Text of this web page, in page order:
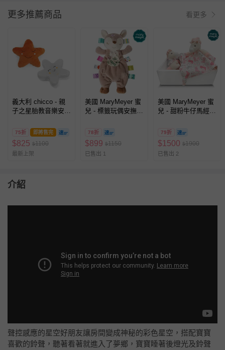
更多推薦商品 看更多
義大利 chicco - 親
子之星胎教音樂安撫
75折 即將售完
$825 $1100
最新上架
美國 MaryMeyer 蜜
兒 - 標籤玩偶安撫
78折
$899 $1150
已售出 1
美國 MaryMeyer 蜜
兒 - 甜粉牛仔馬經典
撫巾
79折
$1500 $1900
已售出 2
介紹
聲控感應的星空好朋友讓房間變成神秘的彩色星空，搭配寶寶
喜歡的鈴聲，聽著看著就進入了夢鄉，寶寶睡著後燈光及鈴聲